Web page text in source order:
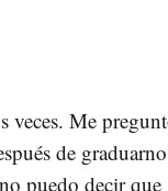
veces. Me
de
puedo decir